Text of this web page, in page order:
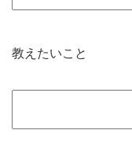
教えたいこと